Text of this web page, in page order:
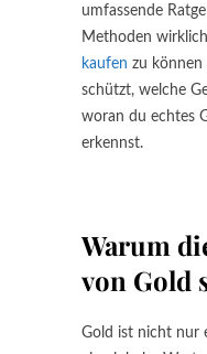
umfassende
Methoden
kaufen zu
schützt, welche
woran du echtes
erkennst.
Warum
von Gold
Gold ist nicht nur